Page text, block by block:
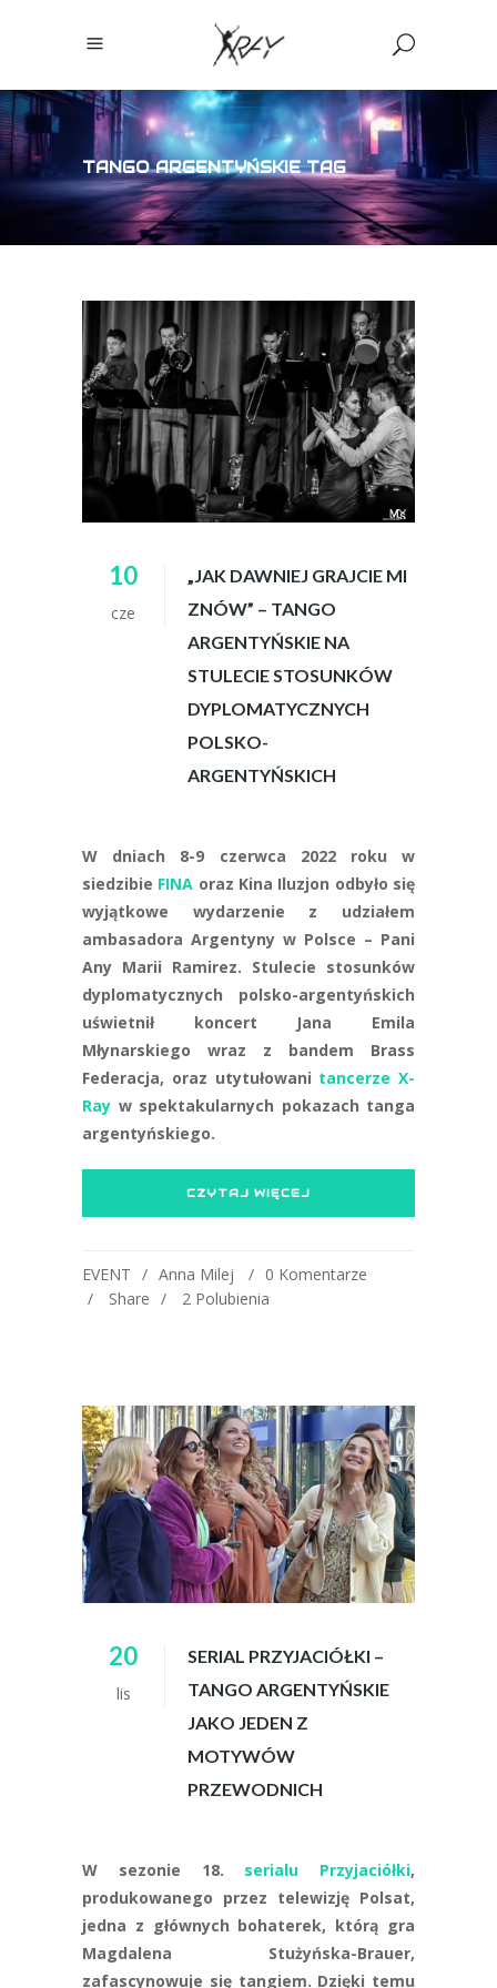
TANGO ARGENTYŃSKIE TAG
10
cze
„JAK DAWNIEJ GRAJCIE MI
ZNÓW” – TANGO
ARGENTYŃSKIE NA
STULECIE STOSUNKÓW
DYPLOMATYCZNYCH
POLSKO-
ARGENTYŃSKICH
W dniach 8-9 czerwca 2022 roku w
siedzibie FINA oraz Kina Iluzjon odbyło się
wyjątkowe wydarzenie z udziałem
ambasadora Argentyny w Polsce – Pani
Any Marii Ramirez. Stulecie stosunków
dyplomatycznych polsko-argentyńskich
uświetnił koncert Jana Emila
Młynarskiego wraz z bandem Brass
Federacja, oraz utytułowani tancerze X-
Ray w spektakularnych pokazach tanga
argentyńskiego.
CZYTAJ WIĘCEJ
EVENT Anna Milej
0 Komentarze
Share
2 Polubienia
20
lis
SERIAL PRZYJACIÓŁKI –
TANGO ARGENTYŃSKIE
JAKO JEDEN Z
MOTYWÓW
PRZEWODNICH
W sezonie 18. serialu Przyjaciółki,
produkowanego przez telewizję Polsat,
jedna z głównych bohaterek, którą gra
Magdalena Stużyńska-Brauer,
zafascynowuje się tangiem. Dzięki temu